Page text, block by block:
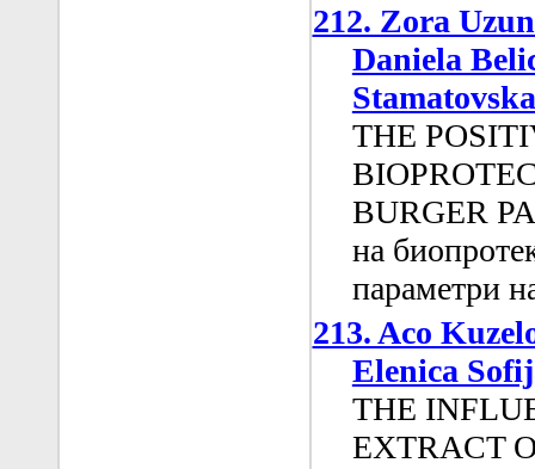
212. Zora
Daniela
Stamatovska
THE
BURGER
на
параметри
213. Aco
Elenica
THE
EXTRACT